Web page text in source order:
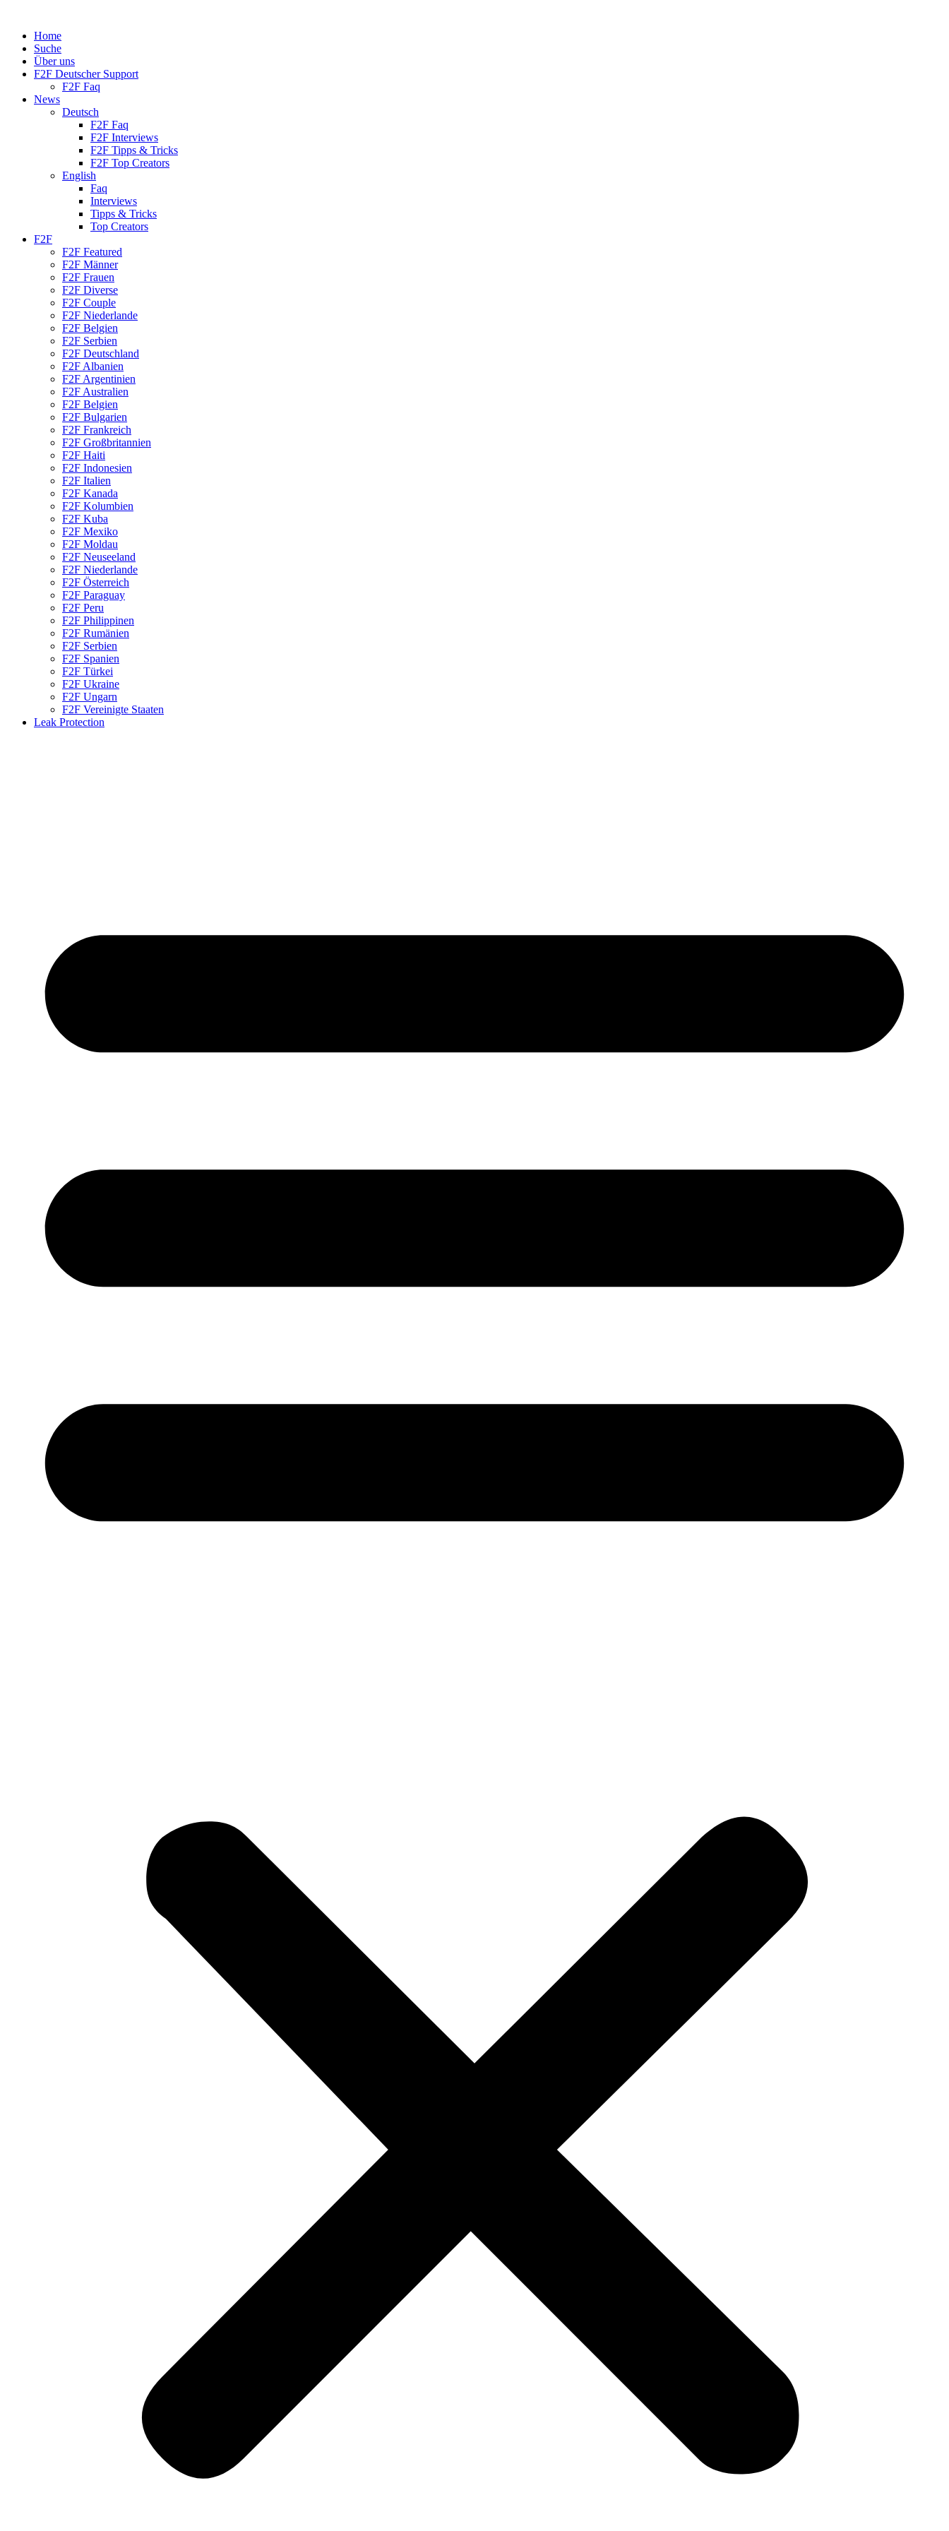
Home
Suche
Über uns
F2F Deutscher Support
F2F Faq
News
Deutsch
F2F Faq
F2F Interviews
F2F Tipps & Tricks
F2F Top Creators
English
Faq
Interviews
Tipps & Tricks
Top Creators
F2F
F2F Featured
F2F Männer
F2F Frauen
F2F Diverse
F2F Couple
F2F Niederlande
F2F Belgien
F2F Serbien
F2F Deutschland
F2F Albanien
F2F Argentinien
F2F Australien
F2F Belgien
F2F Bulgarien
F2F Frankreich
F2F Großbritannien
F2F Haiti
F2F Indonesien
F2F Italien
F2F Kanada
F2F Kolumbien
F2F Kuba
F2F Mexiko
F2F Moldau
F2F Neuseeland
F2F Niederlande
F2F Österreich
F2F Paraguay
F2F Peru
F2F Philippinen
F2F Rumänien
F2F Serbien
F2F Spanien
F2F Türkei
F2F Ukraine
F2F Ungarn
F2F Vereinigte Staaten
Leak Protection